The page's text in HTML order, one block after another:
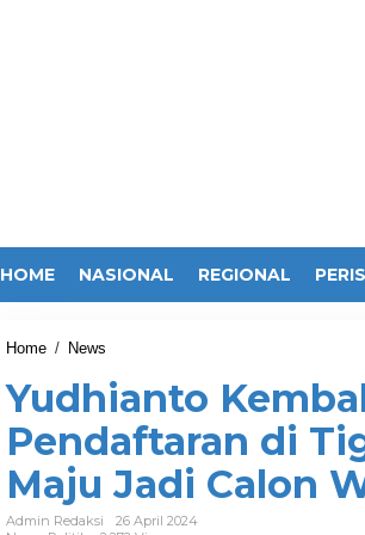
HOME NASIONAL REGIONAL
Home / News
d
h
a
Yudhianto
Pendaftaran di
Maju Jadi Calon
Admin Redaksi
26 April 2024